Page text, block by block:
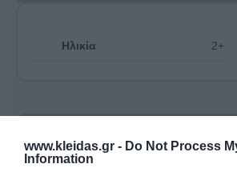
www.kleidas.gr - Do Not Process
Information
Ηλικία 2+